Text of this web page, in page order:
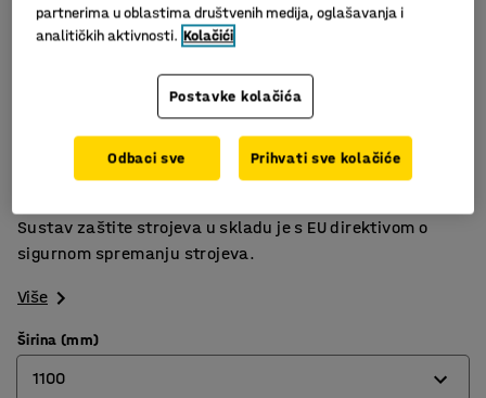
Jednostavna montaža
Fleksibilan sistem za ograđivanje
Različite širine
Panel s mrežom za X-GUARD sustav zaštitne ograde.
Sustav zaštite strojeva u skladu je s EU direktivom o
sigurnom spremanju strojeva.
Više
Širina (mm)
1100
partnerima u oblastima društvenih medija, oglašavanja i
analitičkih aktivnosti. Kolačići
Postavke kolačića
Odbaci sve Prihvati sve kolačiće